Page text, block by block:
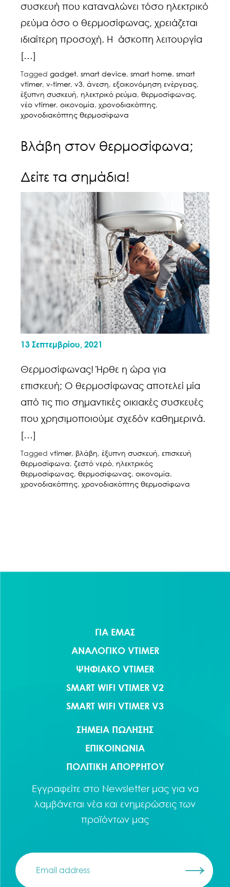
συσκευή που καταναλώνει τόσο ηλεκτρικό
ρεύμα όσο ο θερμοσίφωνας, χρειάζεται
ιδιαίτερη προσοχή. H άσκοπη λειτουργία
[…]
Tagged gadget, smart device, smart home, smart
vtimer, v-timer, v3, άνεση, εξοικονόμηση ενέργειας,
έξυπνη συσκευή, ηλεκτρικό ρεύμα, θερμοσίφωνας,
νέο vtimer, οικονομία, χρονοδιακόπτης,
χρονοδιακόπτης θερμοσίφωνα
Βλάβη στον θερμοσίφωνα;
Δείτε τα σημάδια!
13 Σεπτεμβρίου, 2021
Θερμοσίφωνας! Ήρθε η ώρα για
επισκευή; Ο θερμοσίφωνας αποτελεί μία
από τις πιο σημαντικές οικιακές συσκευές
που χρησιμοποιούμε σχεδόν καθημερινά.
[…]
Tagged vtimer, βλάβη, έξυπνη συσκευή, επισκευή
θερμοσίφωνα, ζεστό νερό, ηλεκτρικός
θερμοσίφωνας, θερμοσίφωνας, οικονομία,
χρονοδιακόπτης, χρονοδιακόπτης θερμοσίφωνα
ΓΙΑ ΕΜΑΣ
ΑΝΑΛΟΓΙΚΟ VTIMER
ΨΗΦΙΑΚΟ VTIMER
SMART WIFI VTIMER V2
SMART WIFI VTIMER V3
ΣΗΜΕΙΑ ΠΩΛΗΣΗΣ
ΕΠΙΚΟΙΝΩΝΙΑ
ΠΟΛΙΤΙΚΗ ΑΠΟΡΡΗΤΟΥ
Εγγραφείτε στο Newsletterμας για να
λαμβάνεται νέα και ενημερώσεις των
προϊόντων μας